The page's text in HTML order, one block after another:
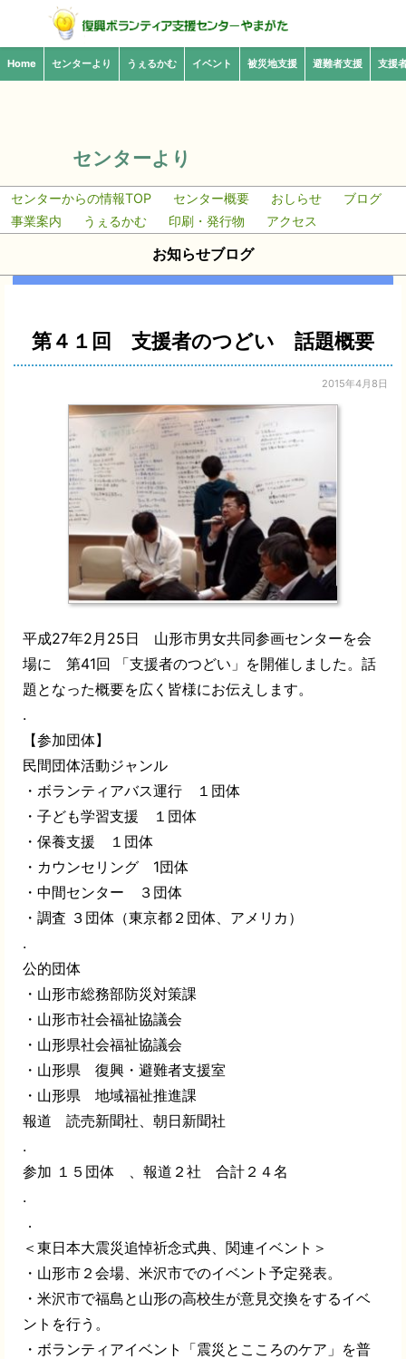
Home センターより うぇるかむ イベント 被災地支援 避難者支援 支援
センターより
センターからの情報TOP センター概要 おしらせ
ブログ
事業案内
うぇるかむ 印刷・発行物 アクセス
お知らせブログ
第４１回 支援者のつどい 話題概要
2015年4月8日
平成27年2月25日 山形市男女共同参画センターを会
場に 第41回 「支援者のつどい」を開催しました。話
題となった概要を広く皆様にお伝えします。
.
【参加団体】
民間団体活動ジャンル
・ボランティアバス運行 １団体
・子ども学習支援 １団体
・保養支援 １団体
・カウンセリング 1団体
・中間センター ３団体
・調査 ３団体（東京都２団体、アメリカ）
.
公的団体
・山形市総務部防災対策課
・山形市社会福祉協議会
・山形県社会福祉協議会
・山形県 復興・避難者支援室
・山形県 地域福祉推進課
報道 読売新聞社、朝日新聞社
.
参加 １５団体 、報道２社 合計２４名
.
．
＜東日本大震災追悼祈念式典、関連イベント＞
・山形市２会場、米沢市でのイベント予定発表。
・米沢市で福島と山形の高校生が意見交換をするイベ
ントを行う。
・ボランティアイベント「震災とこころのケア」を普